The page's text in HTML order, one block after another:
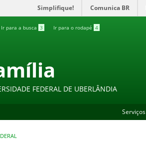
Simplifique! Comunica BR
Ir para a busca 3 Ir para o rodapé 4
FEDERAL DE UBERLÂNDIA
Serviços